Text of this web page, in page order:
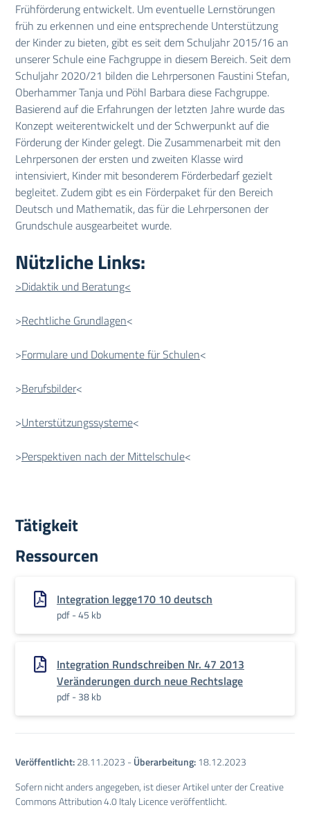
Frühförderung entwickelt. Um eventuelle Lernstörungen
früh zu erkennen und eine entsprechende Unterstützung
der Kinder zu bieten, gibt es seit dem Schuljahr 2015/16 an
unserer Schule eine Fachgruppe in diesem Bereich. Seit dem
Schuljahr 2020/21 bilden die Lehrpersonen Faustini Stefan,
Oberhammer Tanja und Pöhl Barbara diese Fachgruppe.
Basierend auf die Erfahrungen der letzten Jahre wurde das
Konzept weiterentwickelt und der Schwerpunkt auf die
Förderung der Kinder gelegt. Die Zusammenarbeit mit den
Lehrpersonen der ersten und zweiten Klasse wird
intensiviert, Kinder mit besonderem Förderbedarf gezielt
begleitet. Zudem gibt es ein Förderpaket für den Bereich
Deutsch und Mathematik, das für die Lehrpersonen der
Grundschule ausgearbeitet wurde.
Nützliche Links:
>Didaktik und Beratung<
>Rechtliche Grundlagen<
>Formulare und Dokumente für Schulen<
>Berufsbilder<
>Unterstützungssysteme<
>Perspektiven nach der Mittelschule<
Tätigkeit
Ressourcen
Integration legge170 10 deutsch
pdf - 45 kb
Integration Rundschreiben Nr. 47 2013
Veränderungen durch neue Rechtslage
pdf - 38 kb
Veröffentlicht:28.11.2023 -Überarbeitung:18.12.2023
Sofern nicht anders angegeben, ist dieser Artikel unter der Creative
Commons Attribution 4.0 Italy Licence veröffentlicht.